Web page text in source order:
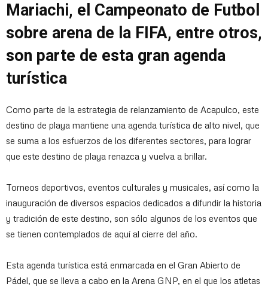
Mariachi, el Campeonato de Futbol
sobre arena de la FIFA, entre otros,
son parte de esta gran agenda
turística
Como parte de la estrategia de relanzamiento de Acapulco, este
destino de playa mantiene una agenda turística de alto nivel, que
se suma a los esfuerzos de los diferentes sectores, para lograr
que este destino de playa renazca y vuelva a brillar.
Torneos deportivos, eventos culturales y musicales, así como la
inauguración de diversos espacios dedicados a difundir la historia
y tradición de este destino, son sólo algunos de los eventos que
se tienen contemplados de aquí al cierre del año.
Esta agenda turística está enmarcada en el Gran Abierto de
Pádel, que se lleva a cabo en la Arena GNP, en el que los atletas